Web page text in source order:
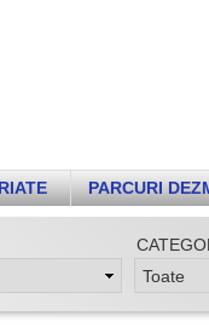
PARCURI